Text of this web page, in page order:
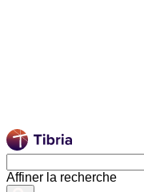
Affiner la recherche